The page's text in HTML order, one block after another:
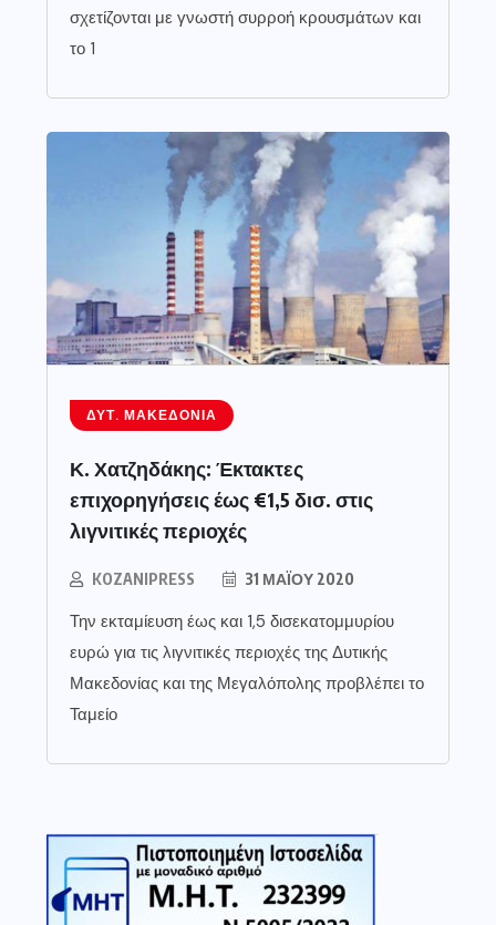
σχετίζονται με γνωστή συρροή κρουσμάτων και
το 1
ΔΥΤ. ΜΑΚΕΔΟΝΊΑ
Κ. Χατζηδάκης: Έκτακτες
επιχορηγήσεις έως €1,5 δισ. στις
λιγνιτικές περιοχές
KOZANIPRESS 31 ΜΑΪ́ΟΥ 2020
Την εκταμίευση έως και 1,5 δισεκατομμυρίου
ευρώ για τις λιγνιτικές περιοχές της Δυτικής
Μακεδονίας και της Μεγαλόπολης προβλέπει το
Ταμείο